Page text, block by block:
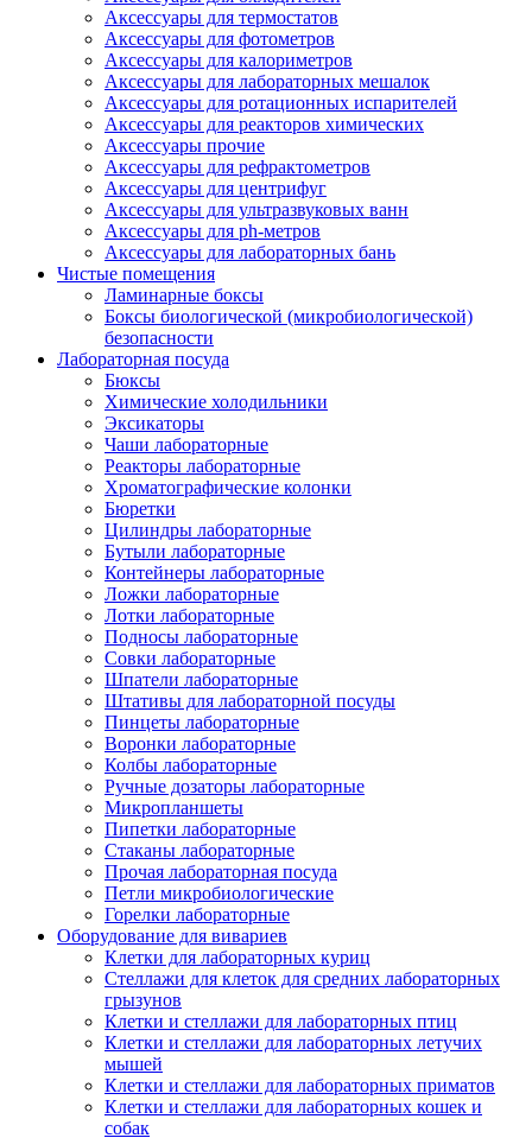
Аксессуары для термостатов
Аксессуары для фотометров
Аксессуары для калориметров
Аксессуары для лабораторных мешалок
Аксессуары для ротационных испарителей
Аксессуары для реакторов химических
Аксессуары прочие
Аксессуары для рефрактометров
Аксессуары для центрифуг
Аксессуары для ультразвуковых ванн
Аксессуары для ph-метров
Аксессуары для лабораторных бань
Чистые помещения
Ламинарные боксы
Боксы биологической (микробиологической)
безопасности
Лабораторная посуда
Бюксы
Химические холодильники
Эксикаторы
Чаши лабораторные
Реакторы лабораторные
Хроматографические колонки
Бюретки
Цилиндры лабораторные
Бутыли лабораторные
Контейнеры лабораторные
Ложки лабораторные
Лотки лабораторные
Подносы лабораторные
Совки лабораторные
Шпатели лабораторные
Штативы для лабораторной посуды
Пинцеты лабораторные
Воронки лабораторные
Колбы лабораторные
Ручные дозаторы лабораторные
Микропланшеты
Пипетки лабораторные
Стаканы лабораторные
Прочая лабораторная посуда
Петли микробиологические
Горелки лабораторные
Оборудование для вивариев
Клетки для лабораторных куриц
Стеллажи для клеток для средних лабораторных
грызунов
Клетки и стеллажи для лабораторных птиц
Клетки и стеллажи для лабораторных летучих
мышей
Клетки и стеллажи для лабораторных приматов
Клетки и стеллажи для лабораторных кошек и
собак